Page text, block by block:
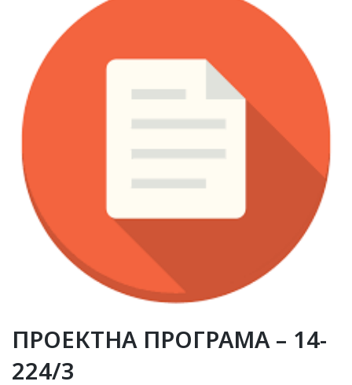
ПРОЕКТНА ПРОГРАМА – 14-
224/3